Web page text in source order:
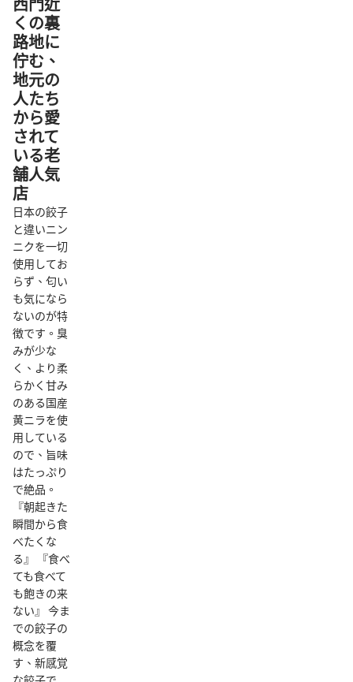
西門近
くの裏
路地に
佇む、
地元の
人たち
から愛
されて
いる老
舗人気
店
日本の餃子
と違いニン
ニクを一切
使用してお
らず、匂い
も気になら
ないのが特
徴です。臭
みが少な
く、より柔
らかく甘み
のある国産
黄ニラを使
用している
ので、旨味
はたっぷり
で絶品。
『朝起きた
瞬間から食
べたくな
る』 『食べ
ても食べて
も飽きの来
ない』 今ま
での餃子の
概念を覆
す、新感覚